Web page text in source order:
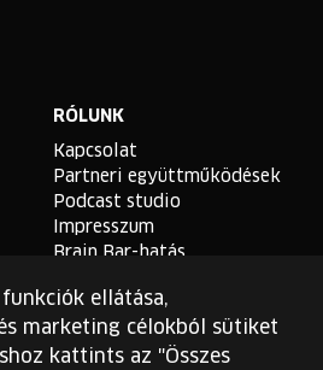
RÓLUNK
Kapcsolat
Partneri együttműködések
Podcast studio
Impresszum
Brain Bar-hatás
ellátása,
marketing célokból sütiket
kattints az "Összes